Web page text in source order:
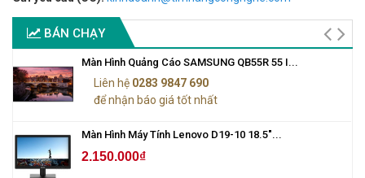
BÁN CHẠY
Màn Hình Quảng Cáo SAMSUNG QB55R 55 I...
Liên hệ 0283 9847 690
để nhận báo giá tốt nhất
Màn Hình Máy Tính Lenovo D19-10 18.5"...
2.150.000₫